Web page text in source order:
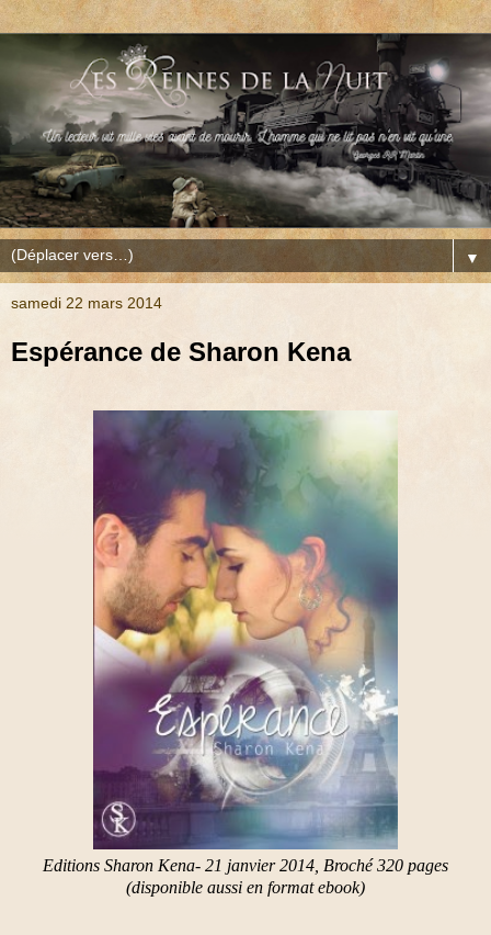
▼
samedi 22 mars 2014
Espérance de Sharon Kena
Editions Sharon Kena- 21 janvier 2014, Broché 320 pages
(disponible aussi en format ebook)